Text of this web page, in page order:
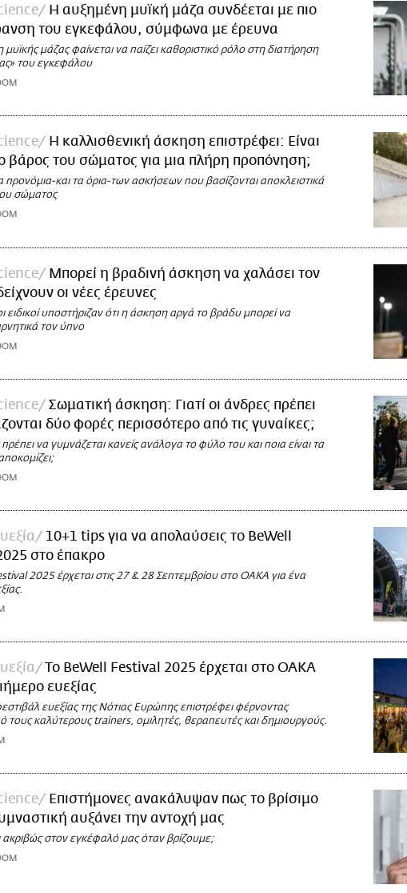
Η αυξημένη μυϊκή μάζα συνδέεται με πιο
του εγκεφάλου, σύμφωνα με έρευνα
μάζας φαίνεται να παίζει καθοριστικό ρόλο στη διατήρηση
του εγκεφάλου
Η καλλισθενική άσκηση επιστρέφει: Είναι
βάρος του σώματος για μια πλήρη προπόνηση;
προνόμια-και τα όρια-των ασκήσεων που βασίζονται αποκλειστικά
σώματος
Μπορεί η βραδινή άσκηση να χαλάσει τον
οι νέες έρευνες
ειδικοί υποστήριζαν ότι η άσκηση αργά το βράδυ μπορεί να
τον ύπνο
Σωματική άσκηση: Γιατί οι άνδρες πρέπει
δύο φορές περισσότερο από τις γυναίκες;
να γυμνάζεται κανείς ανάλογα το φύλο του και ποια είναι τα
10+1 tips για να απολαύσεις το BeWell
στο έπακρο
2025 έρχεται στις 27 & 28 Σεπτεμβρίου στο ΟΑΚΑ για ένα
Το BeWell Festival 2025 έρχεται στο ΟΑΚΑ
ευεξίας
ευεξίας της Νότιας Ευρώπης επιστρέφει φέρνοντας
τους καλύτερους trainers, ομιλητές, θεραπευτές και δημιουργούς.
Επιστήμονες ανακάλυψαν πως το βρίσιμο
αυξάνει την αντοχή μας
ακριβώς στον εγκέφαλό μας όταν βρίζουμε;